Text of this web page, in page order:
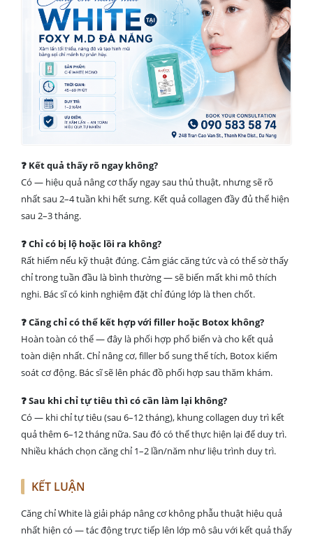
❓ Kết quả thấy rõ ngay không?
Có — hiệu quả nâng cơ thấy ngay sau thủ thuật, nhưng sẽ rõ
nhất sau 2–4 tuần khi hết sưng. Kết quả collagen đầy đủ thể hiện
sau 2–3 tháng.
❓ Chỉ có bị lộ hoặc lồi ra không?
Rất hiếm nếu kỹ thuật đúng. Cảm giác căng tức và có thể sờ thấy
chỉ trong tuần đầu là bình thường — sẽ biến mất khi mô thích
nghi. Bác sĩ có kinh nghiệm đặt chỉ đúng lớp là then chốt.
❓ Căng chỉ có thể kết hợp với filler hoặc Botox không?
Hoàn toàn có thể — đây là phối hợp phổ biến và cho kết quả
toàn diện nhất. Chỉ nâng cơ, filler bổ sung thể tích, Botox kiểm
soát cơ động. Bác sĩ sẽ lên phác đồ phối hợp sau thăm khám.
❓ Sau khi chỉ tự tiêu thì có cần làm lại không?
Có — khi chỉ tự tiêu (sau 6–12 tháng), khung collagen duy trì kết
quả thêm 6–12 tháng nữa. Sau đó có thể thực hiện lại để duy trì.
Nhiều khách chọn căng chỉ 1–2 lần/năm như liệu trình duy trì.
KẾT LUẬN
Căng chỉ White là giải pháp nâng cơ không phẫu thuật hiệu quả
nhất hiện có — tác động trực tiếp lên lớp mô sâu với kết quả thấy